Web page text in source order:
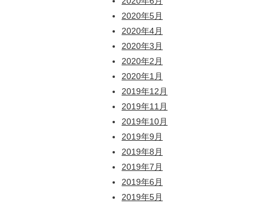
2020年5月
2020年4月
2020年3月
2020年2月
2020年1月
2019年12月
2019年11月
2019年10月
2019年9月
2019年8月
2019年7月
2019年6月
2019年5月